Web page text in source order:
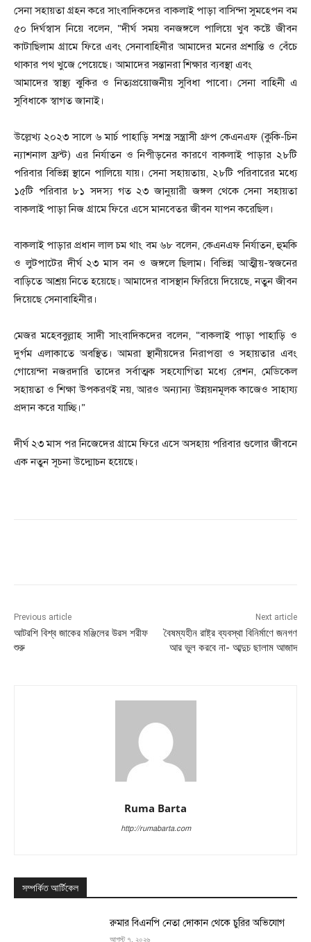
সেনা সহায়তা গ্রহন করে সাংবাদিকদের বাকলাই পাড়া বাসিন্দা সুমহেপন বম
৫০ দির্ঘস্বাস নিয়ে বলেন, “দীর্ঘ সময় বনজঙ্গলে পালিয়ে খুব কষ্টে জীবন
কাটাছিলাম গ্রামে ফিরে এবং সেনাবাহিনীর আমাদের মনের প্রশান্তি ও বেঁচে
থাকার পথ খুজে পেয়েছে। আমাদের সন্তানরা শিক্ষার ব্যবস্থা এবং
আমাদের স্বাস্থ্য ঝুকির ও নিত্যপ্রয়োজনীয় সুবিধা পাবো। সেনা বাহিনী এ
সুবিধাকে স্বাগত জানাই।
উল্লেখ্য ২০২৩ সালে ৬ মার্চ পাহাড়ি সশস্ত্র সন্ত্রাসী গ্রুপ কেএনএফ (কুকি-চিন
ন্যাশনাল ফ্রন্ট) এর নির্যাতন ও নিপীড়নের কারণে বাকলাই পাড়ার ২৮টি
পরিবার বিভিন্ন স্থানে পালিয়ে যায়। সেনা সহায়তায়, ২৮টি পরিবারের মধ্যে
১৫টি পরিবার ৮১ সদস্য গত ২৩ জানুয়ারী জঙ্গল থেকে সেনা সহায়তা
বাকলাই পাড়া নিজ গ্রামে ফিরে এসে মানবেতর জীবন যাপন করেছিল।
বাকলাই পাড়ার প্রধান লাল চম থাং বম ৬৮ বলেন, কেএনএফ নির্যাতন, হুমকি
ও লুটপাটের দীর্ঘ ২৩ মাস বন ও জঙ্গলে ছিলাম। বিভিন্ন আত্মীয়-স্বজনের
বাড়িতে আশ্রয় নিতে হয়েছে। আমাদের বাসস্থান ফিরিয়ে দিয়েছে, নতুন জীবন
দিয়েছে সেনাবাহিনীর।
মেজর মহেববুল্লাহ সাদী সাংবাদিকদের বলেন, “বাকলাই পাড়া পাহাড়ি ও
দুর্গম এলাকাতে অবস্থিত। আমরা স্থানীয়দের নিরাপত্তা ও সহায়তার এবং
গোয়েন্দা নজরদারি তাদের সর্বাত্মক সহযোগিতা মধ্যে রেশন, মেডিকেল
সহায়তা ও শিক্ষা উপকরণই নয়, আরও অন্যান্য উন্নয়নমূলক কাজেও সাহায্য
প্রদান করে যাচ্ছি।”
দীর্ঘ ২৩ মাস পর নিজেদের গ্রামে ফিরে এসে অসহায় পরিবার গুলোর জীবনে
এক নতুন সূচনা উদ্মোচন হয়েছে।
Previous article
আটরশি বিশ্ব জাকের মঞ্জিলের উরস শরীফ
শুরু
Next article
বৈষম্যহীন রাষ্ট্র ব্যবস্থা বিনির্মাণে জনগণ
আর ভুল করবে না- আব্দুচ ছালাম আজাদ
Ruma Barta
http://rumabarta.com
সম্পর্কিত আর্টিকেল
রুমার বিএনপি নেতা দোকান থেকে চুরির অভিযোগ
আগস্ট ৭, ২০২৬